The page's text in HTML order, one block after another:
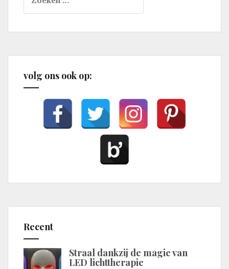
naar:
volg ons ook op:
Recent
Straal dankzij de magie van
LED lichttherapie